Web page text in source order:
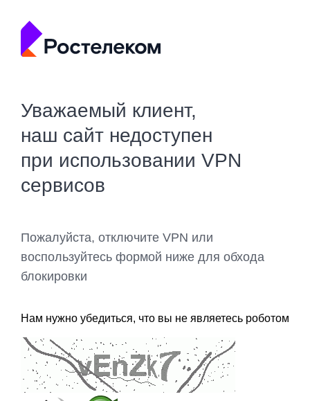
Уважаемый клиент,
наш сайт недоступен
при использовании VPN
сервисов
Пожалуйста, отключите VPN или
воспользуйтесь формой ниже для обхода
блокировки
Нам нужно убедиться, что вы не являетесь роботом